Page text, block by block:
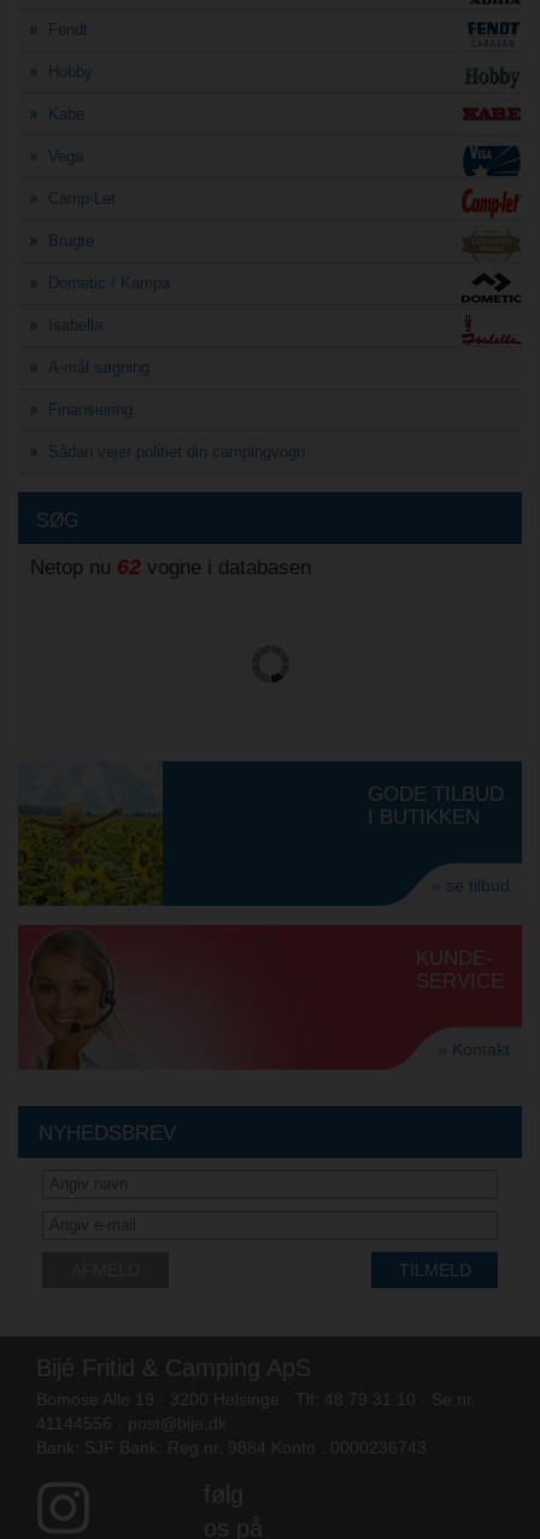
Fendt
Hobby
Kabe
Vega
Camp-Let
Brugte
Dometic / Kampa
Isabella
A-mål søgning
Finansiering
Sådan vejer politiet din campingvogn
SØG
Netop nu 62 vogne i databasen
GODE TILBUD
I BUTIKKEN
» se tilbud
KUNDE-
SERVICE
» Kontakt
NYHEDSBREV
TILMELD
Bijé Fritid & Camping ApS
Bomose Alle 19 · 3200 Helsinge · Tlf: 48 79 31 10 · Se nr.
41144556 · post@bije.dk
Bank: SJF Bank: Reg.nr. 9884 Konto : 0000236743
følg
os på